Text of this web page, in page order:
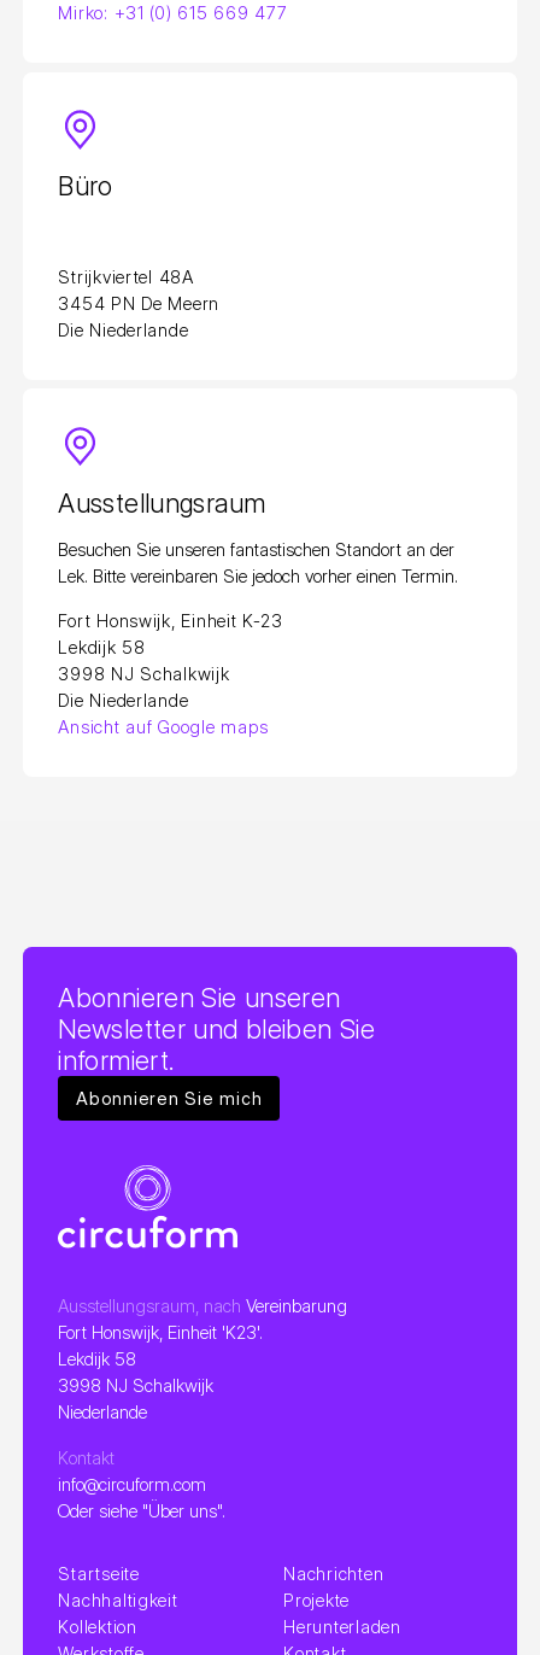
Mirko: +31 (0) 615 669 477
Büro
Strijkviertel 48A
3454 PN De Meern
Die Niederlande
Ausstellungsraum
Besuchen Sie unseren fantastischen Standort an der
Lek. Bitte vereinbaren Sie jedoch vorher einen Termin.
Fort Honswijk, Einheit K-23
Lekdijk 58
3998 NJ Schalkwijk
Die Niederlande
Ansicht auf Google maps
Abonnieren Sie unseren
Newsletter und bleiben Sie
informiert.
Abonnieren Sie mich
Ausstellungsraum, nach Vereinbarung
Fort Honswijk, Einheit 'K23'.
Lekdijk 58
3998 NJ Schalkwijk
Niederlande
Kontakt
info@circuform.com
Oder siehe "Über uns".
Startseite
Nachhaltigkeit
Kollektion
Nachrichten
Projekte
Herunterladen